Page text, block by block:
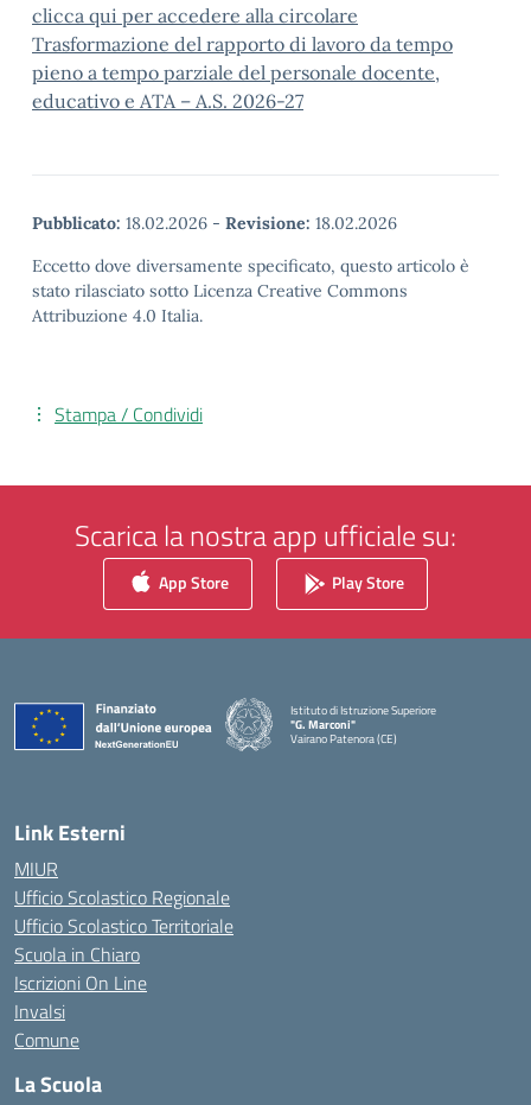
clicca qui per accedere alla circolare
Trasformazione del rapporto di lavoro da tempo
pieno a tempo parziale del personale docente,
educativo e ATA – A.S. 2026-27
Pubblicato: 18.02.2026 - Revisione: 18.02.2026
Eccetto dove diversamente specificato, questo articolo è
stato rilasciato sotto Licenza Creative Commons
Attribuzione 4.0 Italia.
Stampa / Condividi
Scarica la nostra app ufficiale su:
App Store Play Store
Istituto di Istruzione Superiore
"G. Marconi"
Vairano Patenora (CE)
Link Esterni
MIUR
Ufficio Scolastico Regionale
Ufficio Scolastico Territoriale
Scuola in Chiaro
Iscrizioni On Line
Invalsi
Comune
La Scuola